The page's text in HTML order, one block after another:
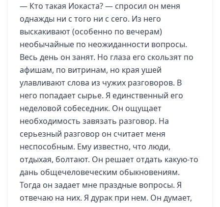
— Кто такая Иокаста? — спросил он меня
однажды ни с того ни с сего. Из него
выскакивают (особенно по вечерам)
необычайные по неожиданности вопросы.
Весь день он занят. Но глаза его скользят по
афишам, по витринам, но края ушей
улавливают слова из чужих разговоров. В
него попадает сырье. Я единственный его
неделовой собеседник. Он ощущает
необходимость завязать разговор. На
серьезный разговор он считает меня
неспособным. Ему известно, что люди,
отдыхая, болтают. Он решает отдать какую-то
дань общечеловеческим обыкновениям.
Тогда он задает мне праздные вопросы. Я
отвечаю на них. Я дурак при нем. Он думает,